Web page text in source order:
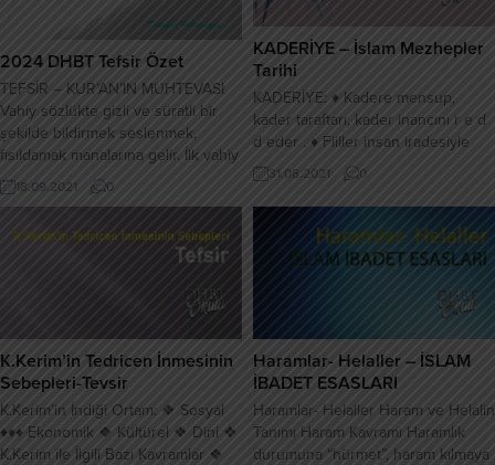
Ruhullah, Hâdimullah, Namusu
Ekber, Ruhu’l-Azam, Faal Akıl...
bir dindir. ❖ Ülkedeki krallarla...
2024 DHBT Tefsir Özet
TEFSİR – KUR’AN’IN MUHTEVASI
Vahiy sözlükte gizli ve süratli bir
şekilde bildirmek seslenmek,
fısıldamak manalarına gelir. İlk vahiy
sadık rüya şeklinde nazil olmuştur
Çıngırak sesine benzer sesle gelen
Cebrail bir çok kez sahabeden
Dıhye el-Kelbi suretine girerek
vahiy getirmiştir Vayhin yazıldığı
malzemeler: • İşlenmiş ince...
18.09.2021 0
KADERİYE – İslam Mezhepler
Tarihi
KADERİYE: ♦ Kadere mensup,
kader taraftarı, kader inancını r e d
d eder . ♦ Fiiller insan iradesiyle
gerçekleşir. ♦ Emevilerin tepkisini
çekmiştir. ♦♦♦ Kurucuları: ♦ Ma’bed
el-Cüheni ♦ Gaylan ed-Dımeşki ♦
Katade ♦♦♦ Amr bin Ubeyd ♦
Kaderiye Cebriye’ye tepki olarak
Görüşleri: ♦ Allah’ın zatından ayrı...
31.08.2021 0
K.Kerim’in Tedricen İnmesinin
Sebepleri-Tevsir
K.Kerim’in İndiği Ortam: ❖ Sosyal
♦♦♦ Ekonomik ❖ Kültürel ❖ Dini ❖
K.Kerim ile İlgili Bazı Kavramlar ❖
Haramlar- Helaller – İSLAM
İBADET ESASLARI
Haramlar- Helaller Haram ve Helalin
Tanımı Haram Kavramı Haramlık
durumuna “hürmet”, haram kılmaya